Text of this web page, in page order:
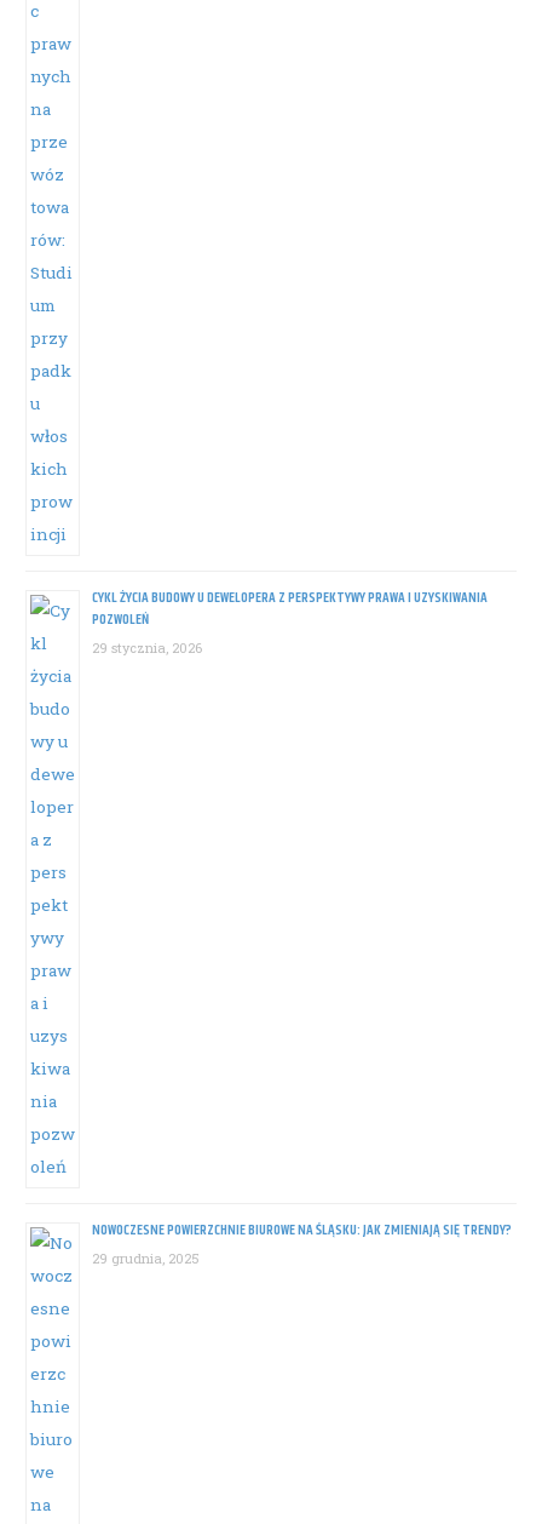
CYKL ŻYCIA BUDOWY U DEWELOPERA Z PERSPEKTYWY PRAWA I UZYSKIWANIA
POZWOLEŃ
29 stycznia, 2026
NOWOCZESNE POWIERZCHNIE BIUROWE NA ŚLĄSKU: JAK ZMIENIAJĄ SIĘ TRENDY?
29 grudnia, 2025